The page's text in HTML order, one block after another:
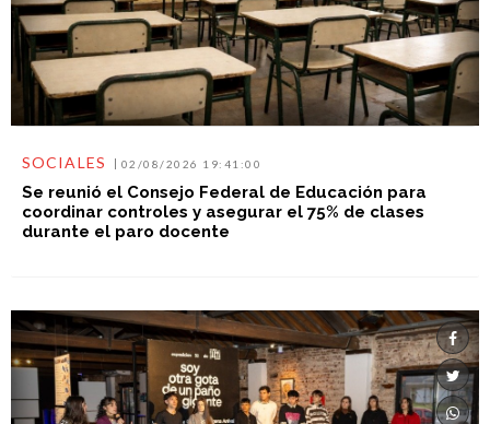
SOCIALES 02/08/2026 19:41:00
Se reunió el Consejo Federal de Educación para
coordinar controles y asegurar el 75% de clases
durante el paro docente